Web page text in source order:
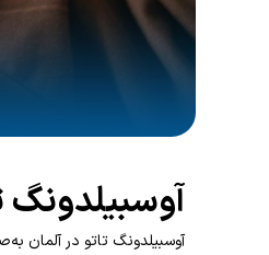
آوسبیلدونگ
آوسبیلدونگ تاتو در آلمان